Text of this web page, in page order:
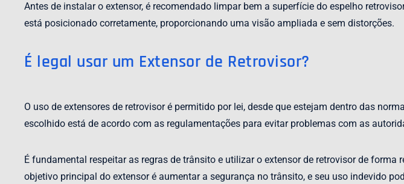
Antes de instalar o extensor, é recomendado limpar bem a superfície do espelho
está posicionado corretamente, proporcionando uma visão ampliada e sem distorções.
É legal usar um Extensor de Retrovisor?
O uso de extensores de retrovisor é permitido por lei, desde que estejam dentro das
escolhido está de acordo com as regulamentações para evitar problemas com as
É fundamental respeitar as regras de trânsito e utilizar o extensor de retrovisor de
objetivo principal do extensor é aumentar a segurança no trânsito, e seu uso indevido